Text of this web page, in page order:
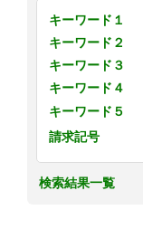
キーワード１
キーワード２
キーワード３
キーワード４
キーワード５
請求記号
検索結果一覧